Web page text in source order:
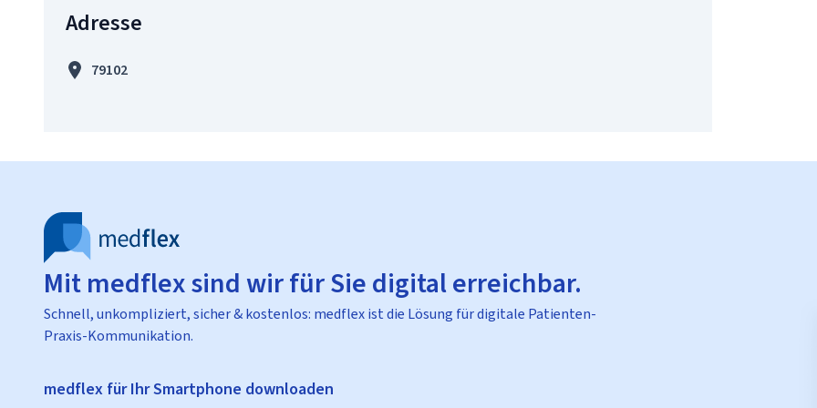
Adresse
79102
Mit medflex sind wir für Sie digital erreichbar.
Schnell, unkompliziert, sicher & kostenlos: medflex ist die Lösung für digitale Patienten-
Praxis-Kommunikation.
medflex für Ihr Smartphone downloaden